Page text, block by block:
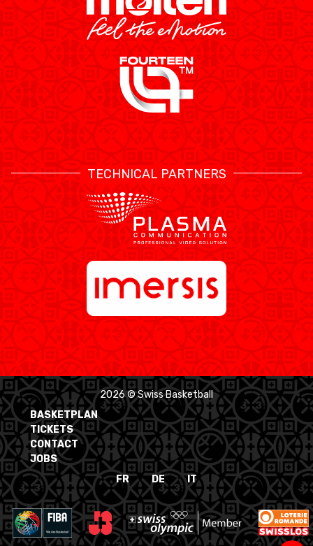
TECHNICAL PARTNERS
2026 © Swiss Basketball
BASKETPLAN
TICKETS
CONTACT
JOBS
FR
DE IT